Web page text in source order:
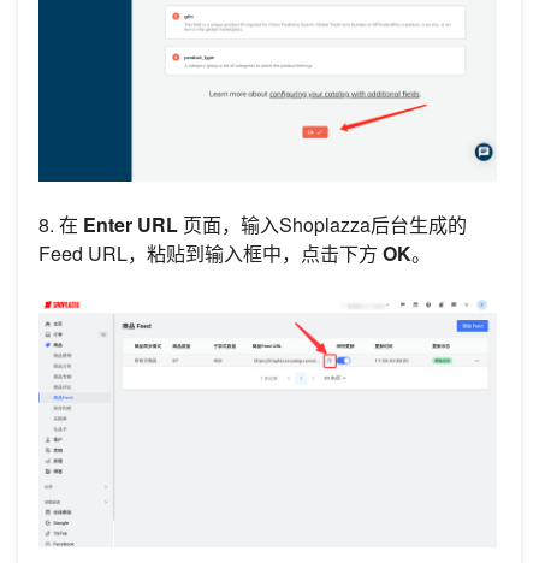
8. 在 Enter URL 页面，输入Shoplazza后台生成的
Feed URL，粘贴到输入框中，点击下方 OK。